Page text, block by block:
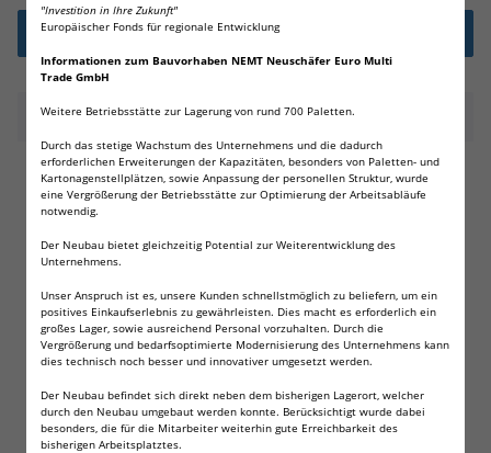
"Investition in Ihre Zukunft"
Europäischer Fonds für regionale Entwicklung
Informationen zum Bauvorhaben NEMT Neuschäfer Euro Multi
Trade GmbH
Weitere Betriebsstätte zur Lagerung von rund 700 Paletten.
Durch das stetige Wachstum des Unternehmens und die dadurch
erforderlichen Erweiterungen der Kapazitäten, besonders von Paletten- und
Kartonagenstellplätzen, sowie Anpassung der personellen Struktur, wurde
eine Vergrößerung der Betriebsstätte zur Optimierung der Arbeitsabläufe
notwendig.
Der Neubau bietet gleichzeitig Potential zur Weiterentwicklung des
Unternehmens.
Unser Anspruch ist es, unsere Kunden schnellstmöglich zu beliefern, um ein
positives Einkaufserlebnis zu gewährleisten. Dies macht es erforderlich ein
großes Lager, sowie ausreichend Personal vorzuhalten. Durch die
Vergrößerung und bedarfsoptimierte Modernisierung des Unternehmens kann
dies technisch noch besser und innovativer umgesetzt werden.
Der Neubau befindet sich direkt neben dem bisherigen Lagerort, welcher
durch den Neubau umgebaut werden konnte. Berücksichtigt wurde dabei
besonders, die für die Mitarbeiter weiterhin gute Erreichbarkeit des
bisherigen Arbeitsplatztes.
Beschreibung
100 x Rubberballs Cal.50 Gummigeschosse Fritz-Cell
kompatibel mit T4E HDR50 / HDP5
Orange Rubberballs Kaliber .50
Hohe Qualität und Präzision
Gewicht je Ball: ca 1,30g
Achtung: Diese Projektile dienen nur zu Trainings- oder
Testzwecken.Nicht zum schießen auf Lebewesen
verwenden, da dies zu starken Schmerzen /
Verletzungen führen kann.